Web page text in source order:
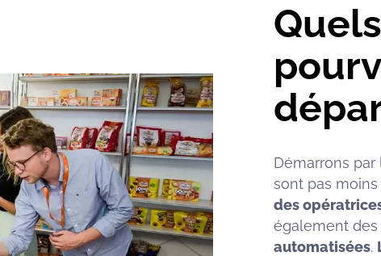
Démarrons par
sont pas
des
également des
automatisées.